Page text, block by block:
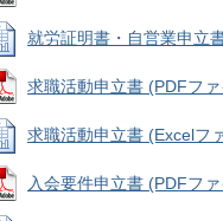
就労証明書・自営業申立
求職活動申立書 (PDFフ
求職活動申立書 (Excelフ
入会要件申立書 (PDFフ